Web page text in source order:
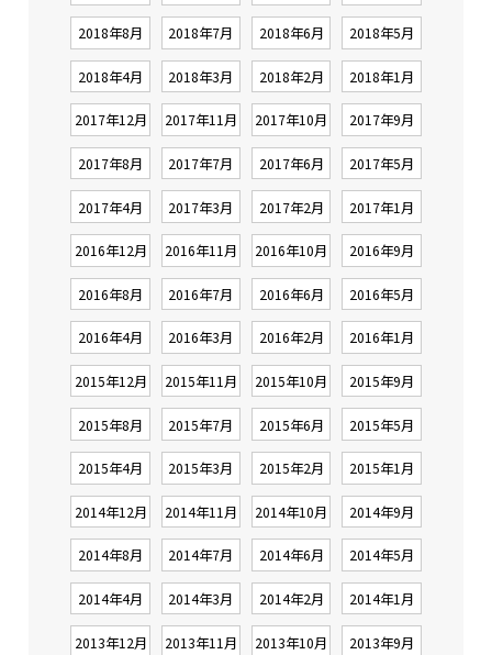
2018年8月 2018年7月 2018年6月 2018年5月
2018年4月 2018年3月 2018年2月 2018年1月
2017年12月 2017年11月 2017年10月 2017年9月
2017年8月 2017年7月 2017年6月 2017年5月
2017年4月 2017年3月 2017年2月 2017年1月
2016年12月 2016年11月 2016年10月 2016年9月
2016年8月 2016年7月 2016年6月 2016年5月
2016年4月 2016年3月 2016年2月 2016年1月
2015年12月 2015年11月 2015年10月 2015年9月
2015年8月 2015年7月 2015年6月 2015年5月
2015年4月 2015年3月 2015年2月 2015年1月
2014年12月 2014年11月 2014年10月 2014年9月
2014年8月 2014年7月 2014年6月 2014年5月
2014年4月 2014年3月 2014年2月 2014年1月
2013年12月 2013年11月 2013年10月 2013年9月